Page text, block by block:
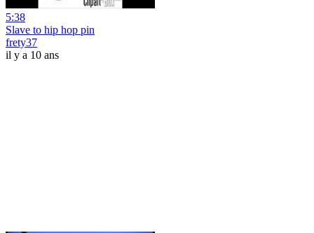
5:38
Slave to hip hop pin
frety37
il y a 10 ans